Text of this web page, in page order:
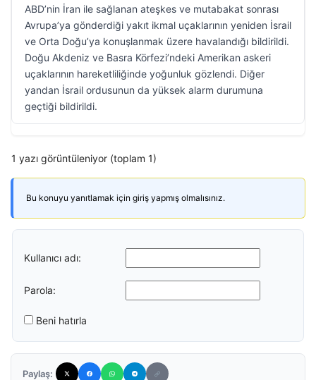
ABD’nin İran ile sağlanan ateşkes ve mutabakat sonrası
Avrupa’ya gönderdiği yakıt ikmal uçaklarının yeniden İsrail
ve Orta Doğu’ya konuşlanmak üzere havalandığı bildirildi.
Doğu Akdeniz ve Basra Körfezi’ndeki Amerikan askeri
uçaklarının hareketliliğinde yoğunluk gözlendi. Diğer
yandan İsrail ordusunun da yüksek alarm durumuna
geçtiği bildirildi.
1 yazı görüntüleniyor (toplam 1)
Bu konuyu yanıtlamak için giriş yapmış olmalısınız.
Kullanıcı adı:
Parola:
Beni hatırla
Paylaş: